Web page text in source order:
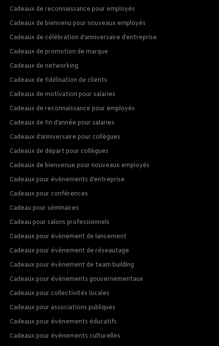
Cadeaux de reconnaissance pour employés
Cadeaux de bienvenu pour nouveaux employés
Cadeaux de célébration d’anniversaire d’entreprise
Cadeaux de promotion de marque
Cadeaux de networking
Cadeaux de fidélisation de clients
Cadeaux de motivation pour salaries
Cadeaux de reconnaissance pour employés
Cadeaux de fin d’année pour salaries
Cadeaux d’anniversaire pour collègues
Cadeaux de départ pour collègues
Cadeaux de bienvenue pour nouveaux employés
Cadeaux pour évènements d’entreprise
Cadeaux pour conférences
Cadeau pour séminaires
Cadeau pour salons professionnels
Cadeaux pour évènement de lancement
Cadeaux pour évènement de réseautage
Cadeaux pour évènement de team building
Cadeaux pour évènements gouvernementaux
Cadeaux pour collectivités locales
Cadeaux pour associations publiques
Cadeaux pour évènements éducatifs
Cadeaux pour évènements culturelles